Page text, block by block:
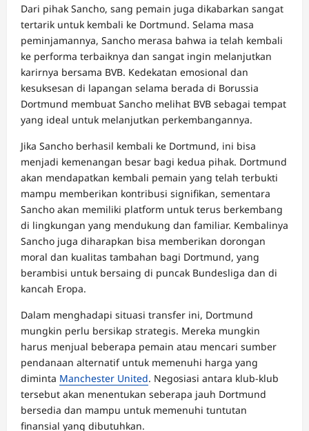
Dari pihak Sancho, sang pemain juga dikabarkan sangat
tertarik untuk kembali ke Dortmund. Selama masa
peminjamannya, Sancho merasa bahwa ia telah kembali
ke performa terbaiknya dan sangat ingin melanjutkan
karirnya bersama BVB. Kedekatan emosional dan
kesuksesan di lapangan selama berada di Borussia
Dortmund membuat Sancho melihat BVB sebagai tempat
yang ideal untuk melanjutkan perkembangannya.
Jika Sancho berhasil kembali ke Dortmund, ini bisa
menjadi kemenangan besar bagi kedua pihak. Dortmund
akan mendapatkan kembali pemain yang telah terbukti
mampu memberikan kontribusi signifikan, sementara
Sancho akan memiliki platform untuk terus berkembang
di lingkungan yang mendukung dan familiar. Kembalinya
Sancho juga diharapkan bisa memberikan dorongan
moral dan kualitas tambahan bagi Dortmund, yang
berambisi untuk bersaing di puncak Bundesliga dan di
kancah Eropa.
Dalam menghadapi situasi transfer ini, Dortmund
mungkin perlu bersikap strategis. Mereka mungkin
harus menjual beberapa pemain atau mencari sumber
pendanaan alternatif untuk memenuhi harga yang
diminta Manchester United. Negosiasi antara klub-klub
tersebut akan menentukan seberapa jauh Dortmund
bersedia dan mampu untuk memenuhi tuntutan
finansial yang dibutuhkan.